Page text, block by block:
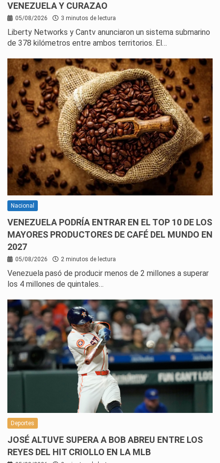
VENEZUELA Y CURAZAO
05/08/2026 3 minutos de lectura
Liberty Networks y Cantv anunciaron un sistema submarino
de 378 kilómetros entre ambos territorios. El…
Nacional
VENEZUELA PODRÍA ENTRAR EN EL TOP 10 DE LOS
MAYORES PRODUCTORES DE CAFÉ DEL MUNDO EN
2027
05/08/2026 2 minutos de lectura
Venezuela pasó de producir menos de 2 millones a superar
los 4 millones de quintales…
Deportes
JOSÉ ALTUVE SUPERA A BOB ABREU ENTRE LOS
REYES DEL HIT CRIOLLO EN LA MLB